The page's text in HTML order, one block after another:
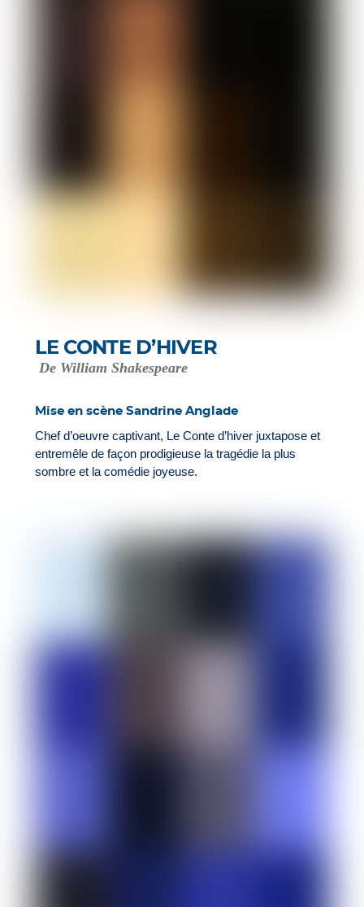
LE CONTE D’HIVER
De William Shakespeare
Mise en scène Sandrine Anglade
Chef d’oeuvre captivant, Le Conte d’hiver juxtapose et
entremêle de façon prodigieuse la tragédie la plus
sombre et la comédie joyeuse.